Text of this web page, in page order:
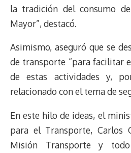
la tradición del consumo
Mayor”, destacó.
Asimismo, aseguró que se
de transporte “para facilitar
de estas actividades y,
relacionado con el tema de
En este hilo de ideas, el
para el Transporte, Carlos
Misión Transporte y